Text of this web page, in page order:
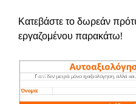
Κατεβάστε το δωρεάν
εργαζομένου παρακάτω!